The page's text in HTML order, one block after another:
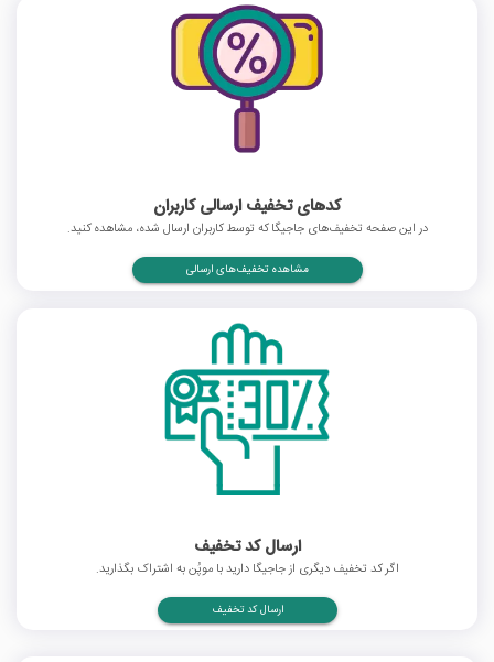
کدهای تخفیف ارسالی کاربران
در این صفحه تخفیف‌های جاجیگا که توسط کاربران ارسال شده، مشاهده کنید.
مشاهده تخفیف‌های ارسالی
ارسال کد تخفیف
اگر کد تخفیف دیگری از جاجیگا دارید با موپُن به اشتراک بگذارید.
ارسال کد تخفیف